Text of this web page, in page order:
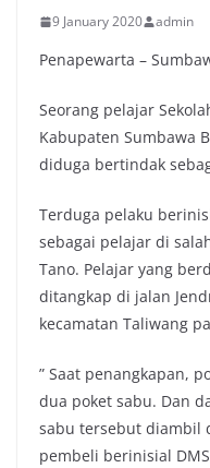
9 January 2020 admin
Penapewarta –
Seorang pelajar
Kabupaten Sumbawa
diduga bertindak
Terduga pelaku
sebagai pelajar di
Tano. Pelajar yang
ditangkap di jalan
kecamatan Taliwang
” Saat penangkapan,
dua poket sabu. Dan
sabu tersebut diambil
pembeli berinisial